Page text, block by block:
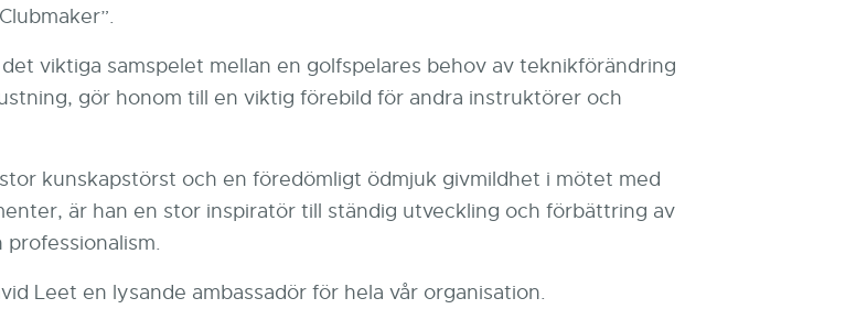
viktiga samspelet mellan en golfspelares behov av teknikförändring
gör honom till en viktig förebild för andra instruktörer och
kunskapstörst och en föredömligt ödmjuk givmildhet i mötet med
är han en stor inspiratör till ständig utveckling och förbättring av
Leet en lysande ambassadör för hela vår organisation.